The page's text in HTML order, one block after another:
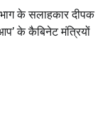
के सलाहकार दीपक
के कैबिनेट मंत्रियों